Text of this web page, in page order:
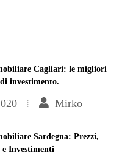
Cagliari: le migliori
investimento.
Mirko
Sardegna: Prezzi,
Investimenti